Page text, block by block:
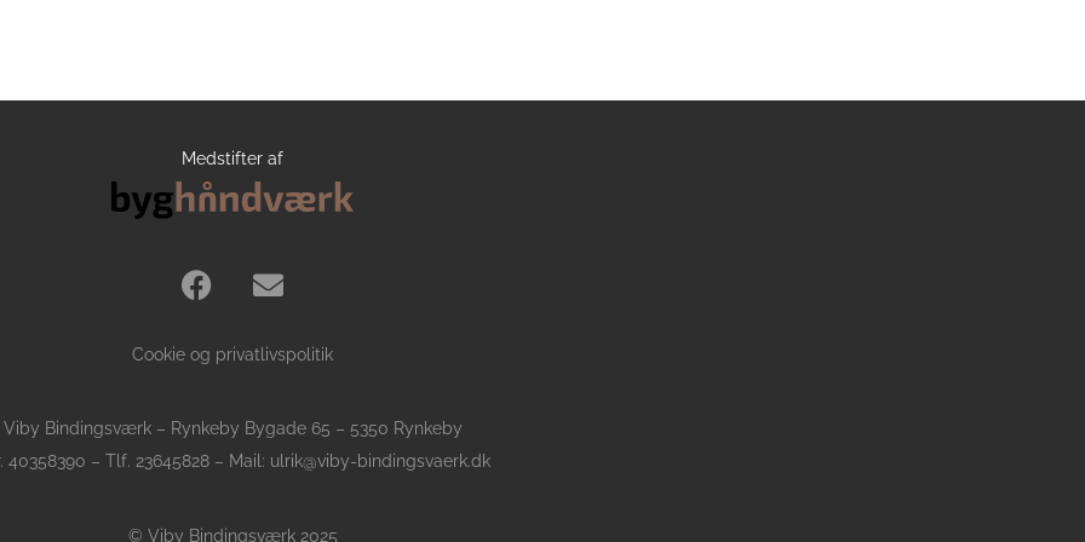
Medstifter af
Cookie og privatlivspolitik
Viby Bindingsværk – Rynkeby Bygade 65 – 5350 Rynkeby
40358390 – Tlf. 23645828 – Mail: ulrik@viby-bindingsvaerk.dk
© Viby Bindingsværk 2025